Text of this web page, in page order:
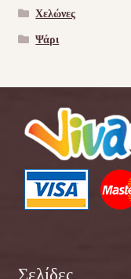
Χελώνες
Ψάρι
Σελίδες